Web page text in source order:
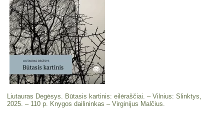
Liutauras Degėsys. Būtasis kartinis: eilėraščiai. – Vilnius: Slinktys,
2025. – 110 p. Knygos dailininkas – Virginijus Malčius.